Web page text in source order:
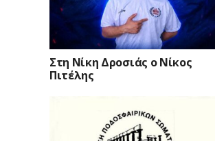
Στη Νίκη Δροσιάς ο Νίκος
Πιτέλης